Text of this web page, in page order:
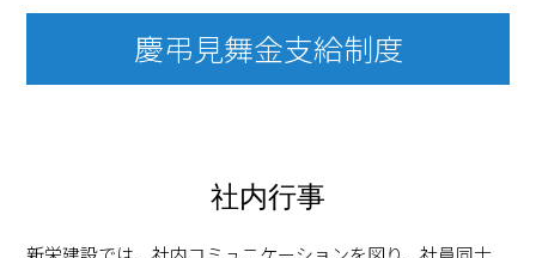
慶弔見舞金支給制度
社内行事